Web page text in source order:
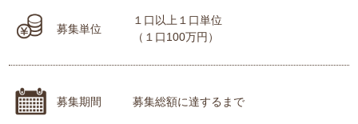
募集単位
１口以上１口単位
（１口100万円）
募集期間 募集総額に達するまで